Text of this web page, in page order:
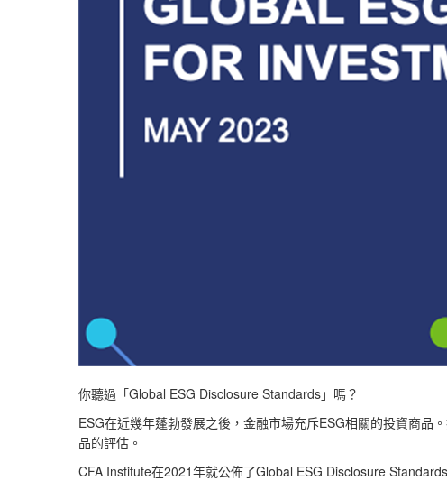
你聽過「 Global ESG Disclosure Standards 」嗎？
ESG在近幾年蓬勃發展之後，金融市場充斥ESG相關的投資商品
品的評估。
CFA Institute在2021 年就公佈了Global ESG Disclosure Standards